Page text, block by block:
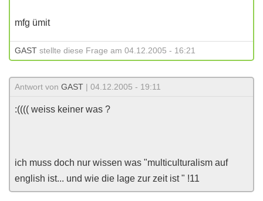
mfg ümit
GAST stellte diese Frage am 04.12.2005 - 16:21
Antwort von GAST | 04.12.2005 - 19:11
:(((( weiss keiner was ?
ich muss doch nur wissen was "multiculturalism auf
english ist... und wie die lage zur zeit ist " !11